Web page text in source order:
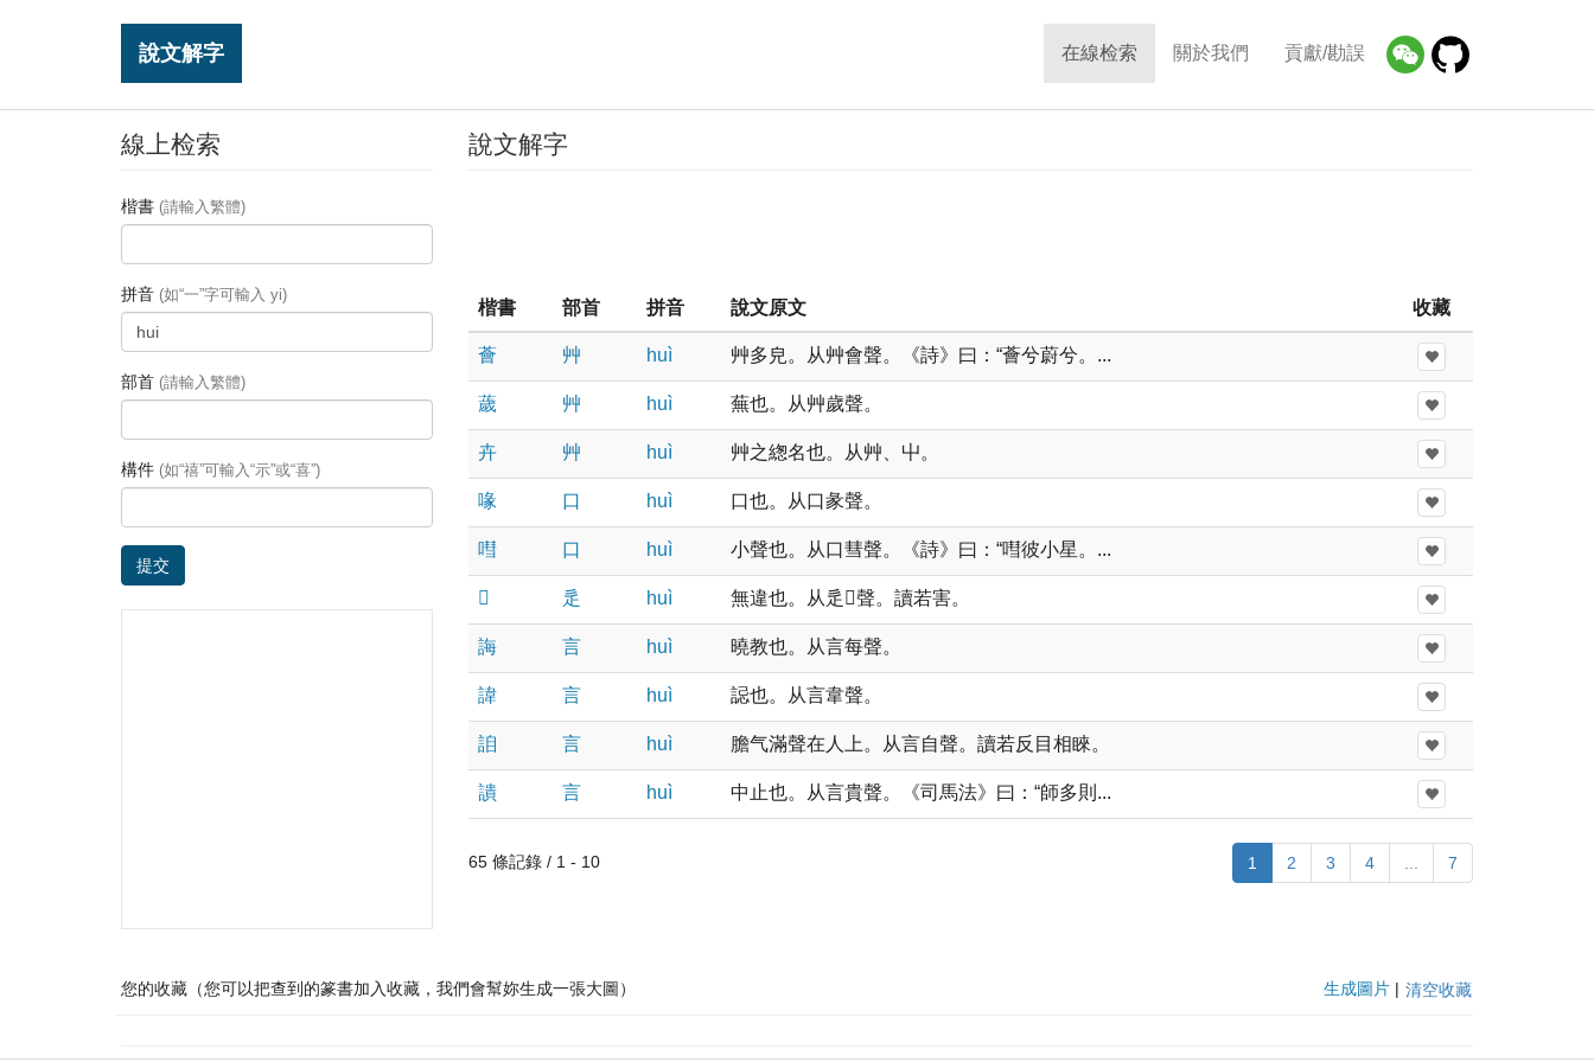
說文解字 在線检索 關於我們 貢獻/勘誤
說文解字
楷書 部首 拼音 說文原文 收藏
薈 艸 huì 艸多皃。从艸會聲。《詩》曰：“薈兮蔚兮。...
薉 艸 huì 蕪也。从艸歲聲。
卉 艸 huì 艸之緫名也。从艸、屮。
喙 口 huì 口也。从口彖聲。
嘒 口 huì 小聲也。从口彗聲。《詩》曰：“嘒彼小星。...
𨘇 辵 huì 無違也。从辵𤛉聲。讀若害。
誨 言 huì 曉教也。从言每聲。
諱 言 huì 誋也。从言韋聲。
詯 言 huì 膽气滿聲在人上。从言自聲。讀若反目相睞。
䜋 言 huì 中止也。从言貴聲。《司馬法》曰：“師多則...
65 條記錄 / 1 - 10 1 2 3 4 7
線上检索
楷書 (請輸入繁體)
拼音 (如“一”字可輸入 yi)
部首 (請輸入繁體)
構件 (如“禧”可輸入“示”或“喜”)
提交
您的收藏（您可以把查到的篆書加入收藏，我們會幫妳生成一張大圖） 生成圖片 | 清空收藏